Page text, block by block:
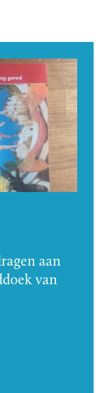
aan
van